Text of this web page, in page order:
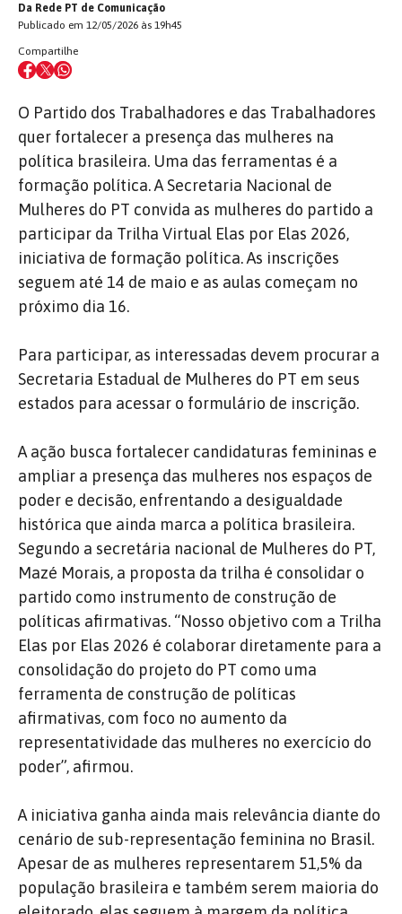
Da Rede PT de Comunicação
Publicado em 12/05/2026 às 19h45
Compartilhe
O Partido dos Trabalhadores e das Trabalhadores
quer fortalecer a presença das mulheres na
política brasileira. Uma das ferramentas é a
formação política. A Secretaria Nacional de
Mulheres do PT convida as mulheres do partido a
participar da Trilha Virtual Elas por Elas 2026,
iniciativa de formação política. As inscrições
seguem até 14 de maio e as aulas começam no
próximo dia 16.
Para participar, as interessadas devem procurar a
Secretaria Estadual de Mulheres do PT em seus
estados para acessar o formulário de inscrição.
A ação busca fortalecer candidaturas femininas e
ampliar a presença das mulheres nos espaços de
poder e decisão, enfrentando a desigualdade
histórica que ainda marca a política brasileira.
Segundo a secretária nacional de Mulheres do PT,
Mazé Morais, a proposta da trilha é consolidar o
partido como instrumento de construção de
políticas afirmativas. “Nosso objetivo com a Trilha
Elas por Elas 2026 é colaborar diretamente para a
consolidação do projeto do PT como uma
ferramenta de construção de políticas
afirmativas, com foco no aumento da
representatividade das mulheres no exercício do
poder”, afirmou.
A iniciativa ganha ainda mais relevância diante do
cenário de sub-representação feminina no Brasil.
Apesar de as mulheres representarem 51,5% da
população brasileira e também serem maioria do